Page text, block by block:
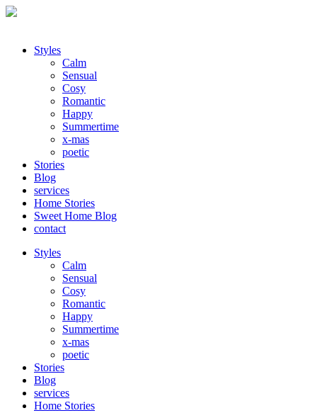
Styles
Calm
Sensual
Cosy
Romantic
Happy
Summertime
x-mas
poetic
Stories
Blog
services
Home Stories
Sweet Home Blog
contact
Styles
Calm
Sensual
Cosy
Romantic
Happy
Summertime
x-mas
poetic
Stories
Blog
services
Home Stories